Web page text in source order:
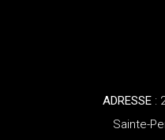
ADRESSE :
Sainte-